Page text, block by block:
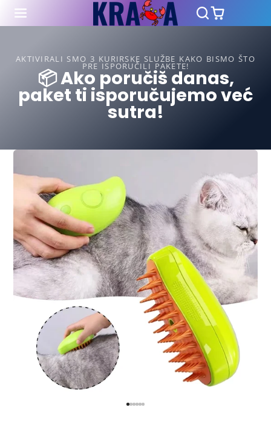
AKTIVIRALI SMO 3 KURIRSKE SLUŽBE KAKO BISMO ŠTO
PRE ISPORUČILI PAKETE!
📦 Ako poručiš danas,
paket ti isporučujemo već
sutra!